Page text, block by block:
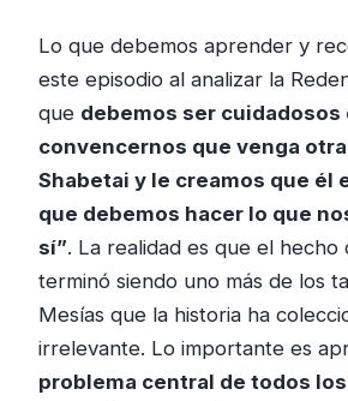
Lo que debemos aprender y
este episodio al analizar la
que debemos ser cuidadosos
convencernos que venga
Shabetai y le creamos que él
que debemos hacer lo que
sí”. La realidad es que el hecho
terminó siendo uno más de los
Mesías que la historia ha
irrelevante. Lo importante es
problema central de todos